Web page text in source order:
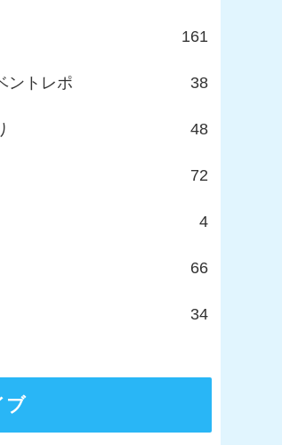
161
ントレポ 38
48
72
4
66
34
ブ